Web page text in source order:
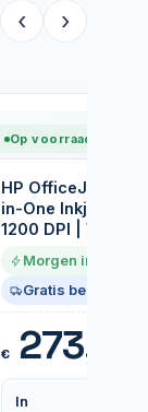
‹ ›
Op voorraad
HP OfficeJet Pro
in-One
1200 DPI | Wi-Fi |
Morgen in huis
Gratis bezorgd
€273,99
In